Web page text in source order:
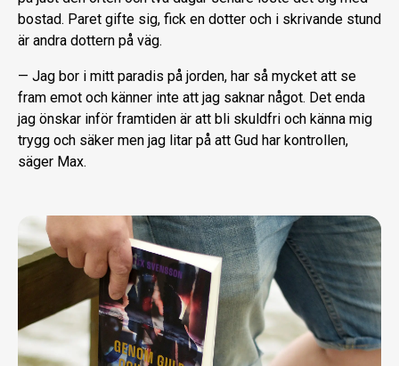
bostad. Paret gifte sig, fick en dotter och i skrivande stund
är andra dottern på väg.
— Jag bor i mitt paradis på jorden, har så mycket att se
fram emot och känner inte att jag saknar något. Det enda
jag önskar inför framtiden är att bli skuldfri och känna mig
trygg och säker men jag litar på att Gud har kontrollen,
säger Max.